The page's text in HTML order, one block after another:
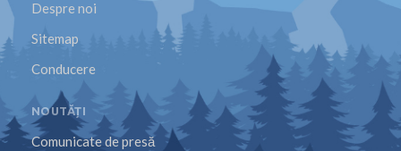
Despre noi
Sitemap
Conducere
NOUTĂȚI
Comunicate de presă